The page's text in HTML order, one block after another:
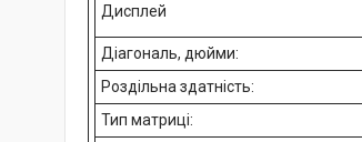
Дисплей
Діагональ, дюйми:
Роздільна здатність:
Тип матриці: